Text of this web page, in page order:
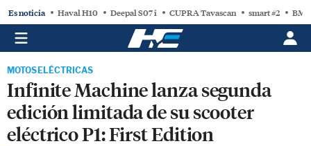
Es noticia Haval H10 Deepal S07 i CUPRA Tavascan smart #2
MOTOS ELÉCTRICAS
Infinite Machine lanza segunda
edición limitada de su scooter
eléctrico P1: First Edition